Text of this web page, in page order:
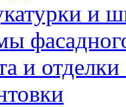
и
и отделки